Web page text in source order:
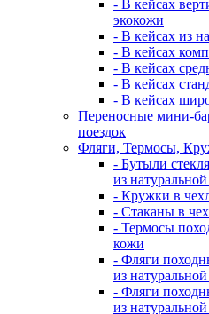
- В кейсах
экокожи
- В кейсах из
- В кейсах
- В кейсах
- В кейсах
- В кейсах
Переносные мини-
поездок
Фляги, Термосы,
- Бутыли
из
- Кружки в
- Стаканы в
- Термосы
кожи
- Фляги
из
- Фляги
из